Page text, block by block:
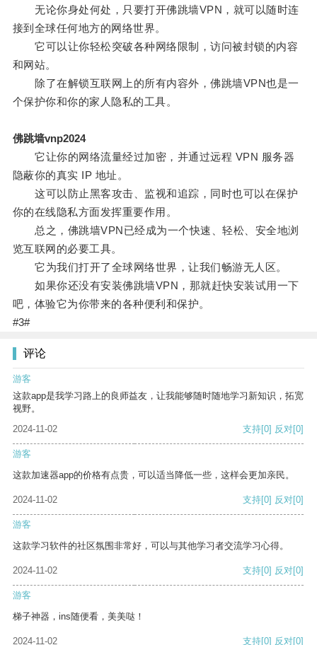
无论你身处何处，只要打开佛跳墙VPN，就可以随时连
接到全球任何地方的网络世界。
它可以让你轻松突破各种网络限制，访问被封锁的内容
和网站。
除了在解锁互联网上的所有内容外，佛跳墙VPN也是一
个保护你和你的家人隐私的工具。
佛跳墙vnp2024
它让你的网络流量经过加密，并通过远程 VPN 服务器
隐蔽你的真实 IP 地址。
这可以防止黑客攻击、监视和追踪，同时也可以在保护
你的在线隐私方面发挥重要作用。
总之，佛跳墙VPN已经成为一个快速、轻松、安全地浏
览互联网的必要工具。
它为我们打开了全球网络世界，让我们畅游无人区。
如果你还没有安装佛跳墙VPN，那就赶快安装试用一下
吧，体验它为你带来的各种便利和保护。
#3#
评论
游客
这款app是我学习路上的良师益友，让我能够随时随地学习新知识，拓宽
视野。
2024-11-02
支持[0] 反对[0]
游客
这款加速器app的价格有点贵，可以适当降低一些，这样会更加亲民。
2024-11-02 支持[0] 反对[0]
游客
这款学习软件的社区氛围非常好，可以与其他学习者交流学习心得。
2024-11-02 支持[0] 反对[0]
游客
梯子神器，ins随便看，美美哒！
2024-11-02 支持[0] 反对[0]